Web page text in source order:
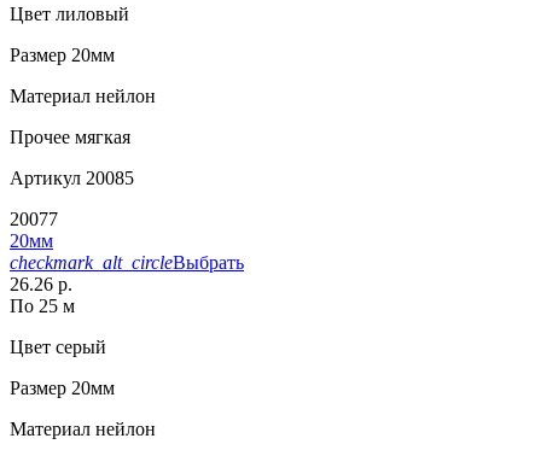
Цвет лиловый
Размер 20мм
Материал нейлон
Прочее мягкая
Артикул 20085
20077
20мм
checkmark_alt_circleВыбрать
26.26 р.
По 25 м
Цвет серый
Размер 20мм
Материал нейлон